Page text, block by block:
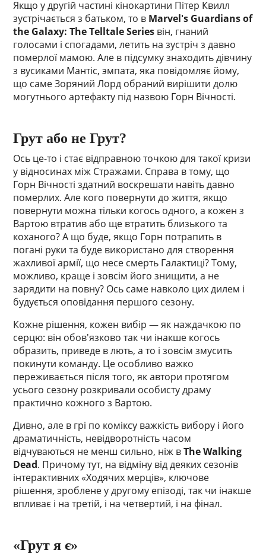
Якщо у другій частині кінокартини Пітер Квилл
зустрічається з батьком, то в Marvel's Guardians of
the Galaxy: The Telltale Series він, гнаний
голосами і спогадами, летить на зустріч з давно
померлої мамою. Але в підсумку знаходить дівчину
з вусиками Мантіс, эмпата, яка повідомляє йому,
що саме Зоряний Лорд обраний вирішити долю
могутнього артефакту під назвою Горн Вічності.
Грут або не Грут?
Ось це-то і стає відправною точкою для такої кризи
у відносинах між Стражами. Справа в тому, що
Горн Вічності здатний воскрешати навіть давно
померлих. Але кого повернути до життя, якщо
повернути можна тільки когось одного, а кожен з
Вартою втратив або ще втратить близького та
коханого? А що буде, якщо Горн потрапить в
погані руки та буде використано для створення
жахливої армії, що несе смерть Галактиці? Тому,
можливо, краще і зовсім його знищити, а не
зарядити на повну? Ось саме навколо цих дилем і
будується оповідання першого сезону.
Кожне рішення, кожен вибір — як наждачкою по
серцю: він обов'язково так чи інакше когось
образить, приведе в лють, а то і зовсім змусить
покинути команду. Це особливо важко
переживається після того, як автори протягом
усього сезону розкривали особисту драму
практично кожного з Вартою.
Дивно, але в грі по коміксу важкість вибору і його
драматичність, невідворотність часом
відчуваються не менш сильно, ніж вThe Walking
Dead. Причому тут, на відміну від деяких сезонів
інтерактивних «Ходячих мерців», ключове
рішення, зроблене у другому епізоді, так чи інакше
впливає і на третій, і на четвертий, і на фінал.
«Грут я є»